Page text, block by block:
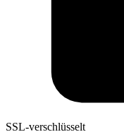
SSL-verschlüsselt